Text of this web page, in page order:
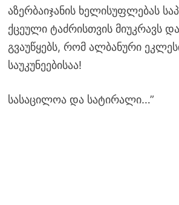
აზერბაიჯანის ხელისუფლებას
ქცეული ტაძრისთვის მიუკრავს
გვაუწყებს, რომ ალბანური
საუკუნეებისაა!
სასაცილოა და სატირალი…”